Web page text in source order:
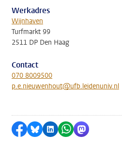
Werkadres
Wijnhaven
Turfmarkt 99
2511 DP Den Haag
Contact
070 8009500
p.e.nieuwenhout@ufb.leidenuniv.nl
Delen op Facebook
Delen via Bluesky
Delen op LinkedIn
Delen via
Delen via